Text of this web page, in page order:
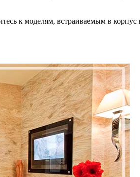
к моделям, встраиваемым в